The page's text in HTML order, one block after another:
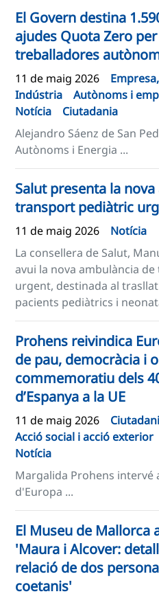
El Govern destina
ajudes Quota Zero
treballadores
11 de maig 2026
Indústria
Autònoms i
Notícia
Ciutadania
Alejandro Sáenz de San
Autònoms i Energia ...
Salut presenta la
transport pediàtric
11 de maig 2026
Notícia
La consellera de Salut,
avui la nova ambulància
urgent, destinada al
pacients pediàtrics i
Prohens reivindica
de pau, democràcia i
commemoratiu dels
d’Espanya a la UE
11 de maig 2026
Acció social i acció exterior
Notícia
Margalida Prohens intervé
d'Europa ...
El Museu de Mallorca
'Maura i Alcover:
relació de dos
coetanis'